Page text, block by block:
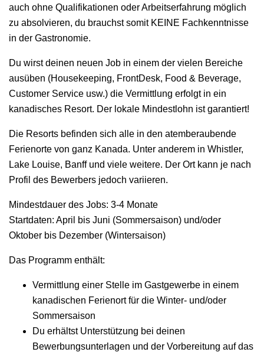
auch ohne Qualifikationen oder Arbeitserfahrung möglich
zu absolvieren, du brauchst somit KEINE Fachkenntnisse
in der Gastronomie.
Du wirst deinen neuen Job in einem der vielen Bereiche
ausüben (Housekeeping, FrontDesk, Food & Beverage,
Customer Service usw.) die Vermittlung erfolgt in ein
kanadisches Resort. Der lokale Mindestlohn ist garantiert!
Die Resorts befinden sich alle in den atemberaubende
Ferienorte von ganz Kanada. Unter anderem in Whistler,
Lake Louise, Banff und viele weitere. Der Ort kann je nach
Profil des Bewerbers jedoch variieren.
Mindestdauer des Jobs: 3-4 Monate
Startdaten: April bis Juni (Sommersaison) und/oder
Oktober bis Dezember (Wintersaison)
Das Programm enthält:
Vermittlung einer Stelle im Gastgewerbe in einem
kanadischen Ferienort für die Winter- und/oder
Sommersaison
Du erhältst Unterstützung bei deinen
Bewerbungsunterlagen und der Vorbereitung auf das